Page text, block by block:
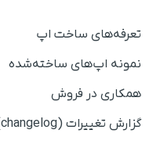
تعرفه‌های ساخت اپ
نمونه اپ‌های ساخته‌شده
همکاری در فروش
گزارش تغییرات (changelog)